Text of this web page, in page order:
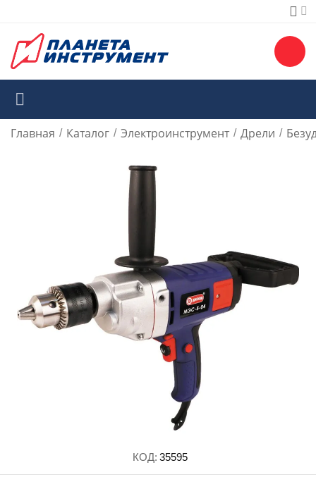
Главная / Каталог / Электроинструмент / Дрели /
КОД: 35595